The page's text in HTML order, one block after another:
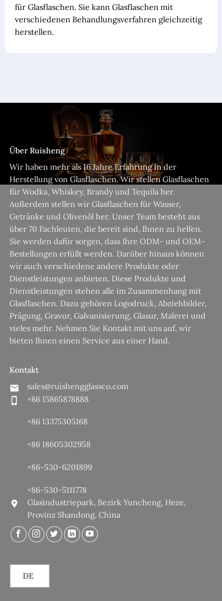
für Glasflaschen. Sie kann Glasflaschen mit
verschiedenen Behandlungsverfahren gleichzeitig
herstellen.
Über Ruisheng
Wir haben mehr als 16 Jahre Erfahrung in der
Herstellung von Glasflaschen. Wir stellen Glasflaschen
für Wodka, Whiskey, Brandy und Tequila her.
Außerdem stellen wir Glasflaschen für Wasser,
Getränke und Olivenöl her. Unser Team besteht aus
über 70 Fachleuten, die bereit sind, Ihnen zu helfen.
Sie werden dafür sorgen, dass Ihre ODM- und OEM-
Bestellungen erfüllt werden. Darüber hinaus können
wir auch verschiedene andere Produkte oder
Dienstleistungen anbieten. Diese Produkte und
Dienstleistungen stehen alle im Zusammenhang mit
Glasflaschen. Dazu gehören Logodruck, Abziehbilder,
Prägung, Gravur, Galvanisierung, Glasur, Malerei und
vieles mehr. Nehmen Sie Kontakt mit uns auf, wir
bieten Ihnen einen Service aus einer Hand.
Kontakt
sales@ruishengglassco.com
+86 15865878888
+86 13375305168
+86 18605302958
+86-530-6201899
+86-530-5111778
Glasindustriepark, Bezirk Yuncheng, Heze,
Provinz Shandong, China
DE